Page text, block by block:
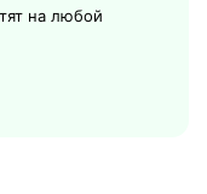
на любой